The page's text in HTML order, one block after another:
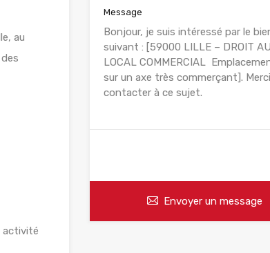
au
activité
Message
Envoyer un message